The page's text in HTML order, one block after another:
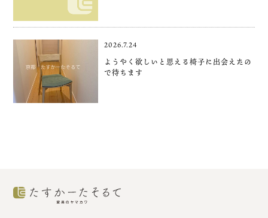
2026.7.24
ようやく欲しいと思える椅子に出会えたの
で待ちます